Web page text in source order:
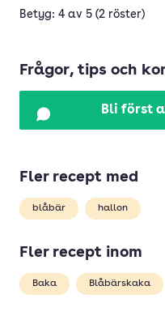
Betyg: 4 av 5 (2 röster)
Frågor, tips och
Bli först
Fler recept med
blåbär hallon
Fler recept inom
Baka Blåbärskaka